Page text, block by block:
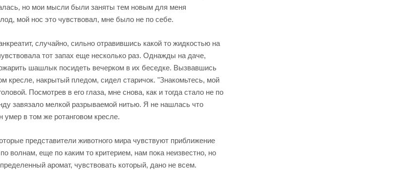
но мои мысли были заняты тем новым для меня
мой нос это чувствовал, мне было не по себе.
случайно, сильно отравившись какой то жидкостью на
тот запах еще несколько раз. Однажды на даче,
шашлык посидеть вечерком в их беседке. Вызвавшись
кресле, накрытый пледом, сидел старичок. "Знакомьтесь, мой
Посмотрев в его глаза, мне снова, как и тогда стало не по
завязало мелкой разрываемой нитью. Я не нашлась что
умер в том же ротанговом кресле.
представители животного мира чувствуют приближение
волнам, еще по каким то критерием, нам пока неизвестно, но
аромат, чувствовать который, дано не всем.